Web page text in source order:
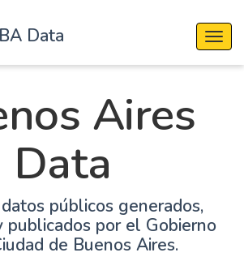
BA Data
Aires
Data
públicos generados,
publicados por el Gobierno
de Buenos Aires.